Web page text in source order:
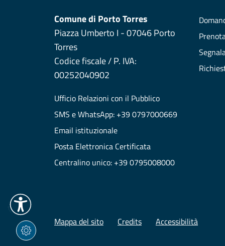
Comune di Porto Torres
Piazza Umberto I - 07046 Porto
Torres
Codice fiscale / P. IVA:
00252040902
Ufficio Relazioni con il Pubblico
SMS e WhatsApp: +39 0797000669
Email istituzionale
Posta Elettronica Certificata
Centralino unico: +39 0795008000
Mappa del sito Credits Accessibilità